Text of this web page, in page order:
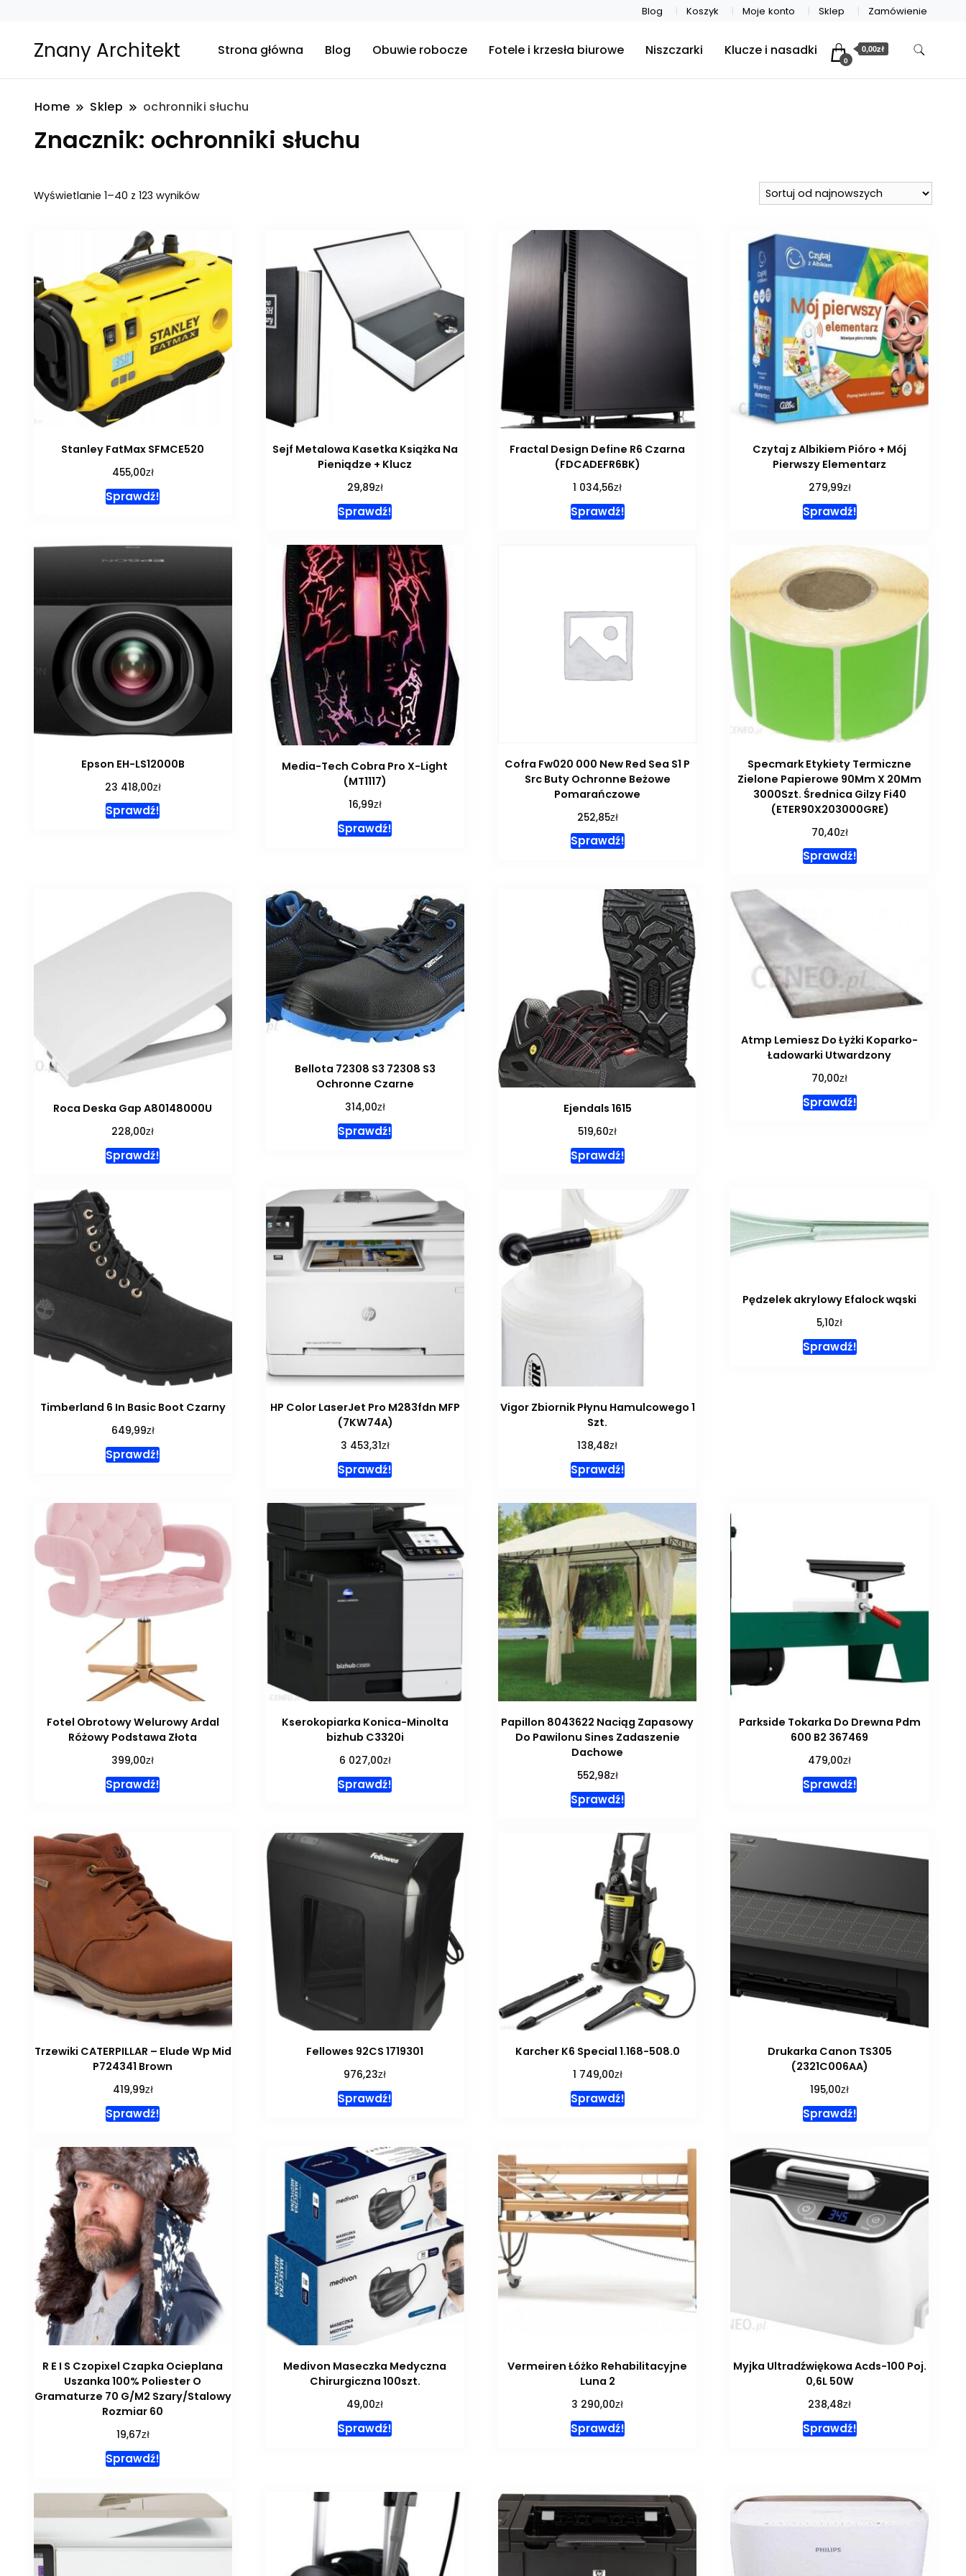
Blog Koszyk Moje konto Sklep Zamówienie
Znany Architekt Strona główna Blog Obuwie robocze Fotele i krzesła biurowe Niszczarki Klucze i nasadki
0
0,00zł
Home Sklep ochronniki słuchu
Znacznik: ochronniki słuchu
Wyświetlanie 1–40 z 123 wynikówPosortowane
Stanley FatMax SFMCE520
455,00zł
Sprawdź!
Sejf Metalowa Kasetka Książka Na
Pieniądze + Klucz
29,89zł
Sprawdź!
Fractal Design Define R6 Czarna
(FDCADEFR6BK)
1 034,56zł
Sprawdź!
Czytaj z Albikiem Pióro + Mój
Pierwszy Elementarz
279,99zł
Sprawdź!
Epson EH-LS12000B
23 418,00zł
Sprawdź!
Media-Tech Cobra Pro X-Light
(MT1117)
16,99zł
Sprawdź!
Cofra Fw020 000 New Red Sea S1 P
Src Buty Ochronne Beżowe
Pomarańczowe
252,85zł
Sprawdź!
Specmark Etykiety Termiczne
Zielone Papierowe 90Mm X 20Mm
3000Szt. Średnica Gilzy Fi40
(ETER90X203000GRE)
70,40zł
Sprawdź!
Roca Deska Gap A80148000U
228,00zł
Sprawdź!
Bellota 72308 S3 72308 S3
Ochronne Czarne
314,00zł
Sprawdź!
Ejendals 1615
519,60zł
Sprawdź!
Atmp Lemiesz Do Łyżki Koparko-
Ładowarki Utwardzony
70,00zł
Sprawdź!
Timberland 6 In Basic Boot Czarny
649,99zł
Sprawdź!
HP Color LaserJet Pro M283fdn MFP
(7KW74A)
3 453,31zł
Sprawdź!
Vigor Zbiornik Płynu Hamulcowego 1
Szt.
138,48zł
Sprawdź!
Pędzelek akrylowy Efalock wąski
5,10zł
Sprawdź!
Fotel Obrotowy Welurowy Ardal
Różowy Podstawa Złota
399,00zł
Sprawdź!
Kserokopiarka Konica-Minolta
bizhub C3320i
6 027,00zł
Sprawdź!
Papillon 8043622 Naciąg Zapasowy
Do Pawilonu Sines Zadaszenie
Dachowe
552,98zł
Sprawdź!
Parkside Tokarka Do Drewna Pdm
600 B2 367469
479,00zł
Sprawdź!
Trzewiki CATERPILLAR – Elude Wp Mid
P724341 Brown
419,99zł
Sprawdź!
Fellowes 92CS 1719301
976,23zł
Sprawdź!
Karcher K6 Special 1.168-508.0
1 749,00zł
Sprawdź!
Drukarka Canon TS305
(2321C006AA)
195,00zł
Sprawdź!
R E I S Czopixel Czapka Ocieplana
Uszanka 100% Poliester O
Gramaturze 70 G/M2 Szary/Stalowy
Rozmiar 60
19,67zł
Sprawdź!
Medivon Maseczka Medyczna
Chirurgiczna 100szt.
49,00zł
Sprawdź!
Vermeiren Łóżko Rehabilitacyjne
Luna 2
3 290,00zł
Sprawdź!
Myjka Ultradźwiękowa Acds-100 Poj.
0,6L 50W
238,48zł
Sprawdź!